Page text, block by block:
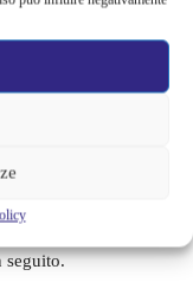
la Principessa
bellico al Castello di
il suggerimento di
cinque mesi
de corps che